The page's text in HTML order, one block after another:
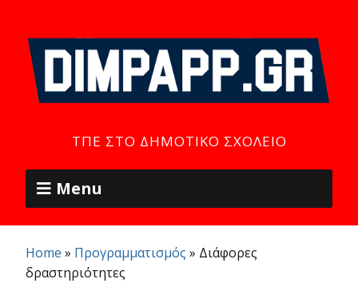
ΤΠΕ ΣΤΟ ΔΗΜΟΤΙΚΌ ΣΧΟΛΕΊΟ
Menu
Home » Προγραμματισμός » Διάφορες
δραστηριότητες